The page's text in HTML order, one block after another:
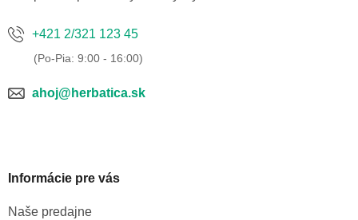
+421 2/321 123 45
ahoj@herbatica.sk
Informácie pre vás
Naše predajne